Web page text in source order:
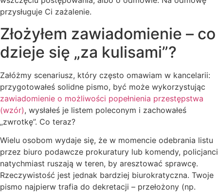
przysługuje Ci zażalenie.
Złożyłem zawiadomienie – co
dzieje się „za kulisami”?
Załóżmy scenariusz, który często omawiam w kancelarii:
przygotowałeś solidne pismo, być może wykorzystując
zawiadomienie o możliwości popełnienia przestępstwa
(wzór), wysłałeś je listem poleconym i zachowałeś
„zwrotkę”. Co teraz?
Wielu osobom wydaje się, że w momencie odebrania listu
przez biuro podawcze prokuratury lub komendy, policjanci
natychmiast ruszają w teren, by aresztować sprawcę.
Rzeczywistość jest jednak bardziej biurokratyczna. Twoje
pismo najpierw trafia do dekretacji – przełożony (np.